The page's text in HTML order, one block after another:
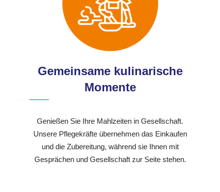
Gemeinsame kulinarische
Momente
Genießen Sie Ihre Mahlzeiten in Gesellschaft.
Unsere Pflegekräfte übernehmen das Einkaufen
und die Zubereitung, während sie Ihnen mit
Gesprächen und Gesellschaft zur Seite stehen.